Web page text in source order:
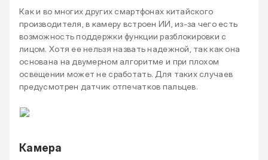
Как и во многих других смартфонах китайского
производителя, в камеру встроен ИИ, из-за чего есть
возможность поддержки функции разблокировки с
лицом. Хотя ее нельзя назвать надежной, так как она
основана на двумерном алгоритме и при плохом
освещении может не сработать. Для таких случаев
предусмотрен датчик отпечатков пальцев.
Камера